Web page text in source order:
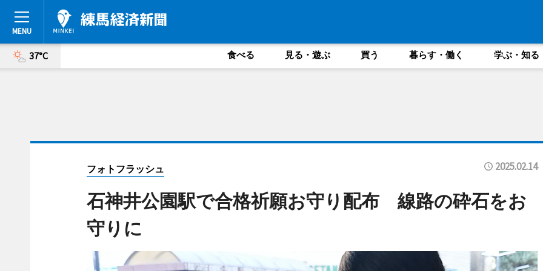
37°C 食べる 見る・遊ぶ 買う 暮らす・働く 学ぶ・知る
フォトフラッシュ 2025.02.14
石神井公園駅で合格祈願お守り配布 線路の砕石をお
守りに